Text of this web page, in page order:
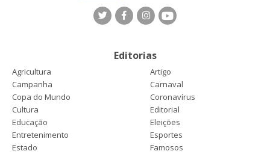
Editorias
Agricultura
Artigo
Campanha
Carnaval
Copa do Mundo
Coronavírus
Cultura
Editorial
Educação
Eleições
Entretenimento
Esportes
Estado
Famosos